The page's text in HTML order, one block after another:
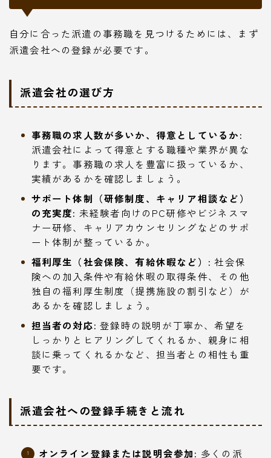
自分に合った派遣の事務職を見つけるためには、まず
派遣会社への登録が必要です。
派遣会社の選び方
事務職の求人数が多いか、得意としているか:
派遣会社によって得意とする職種や業界が異な
ります。事務職の求人を豊富に扱っているか、
実績があるかを確認しましょう。
サポート体制（研修制度、キャリア相談など）
の充実度: 未経験者向けのPC研修やビジネスマ
ナー研修、キャリアカウンセリングなどのサポ
ート体制が整っているか。
福利厚生（社会保険、有給休暇など）: 社会保
険への加入条件や有給休暇の取得条件、その他
独自の福利厚生制度（提携施設の割引など）が
あるかを確認しましょう。
担当者の対応: 登録時の説明が丁寧か、希望を
しっかりとヒアリングしてくれるか、親身に相
談に乗ってくれるかなど、担当者との相性も重
要です。
派遣会社への登録手続きと流れ
オンライン登録または説明会参加: 多くの派